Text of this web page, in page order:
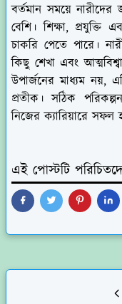
বর্তমান সময়ে
বেশি। শিক্ষা, প্রযুক্তি
চাকরি পেতে পারে।
কিছু শেখা এবং
উপার্জনের মাধ্যম নয়,
প্রতীক। সঠিক
নিজের ক্যারিয়ারে সফল
এই পোস্টটি